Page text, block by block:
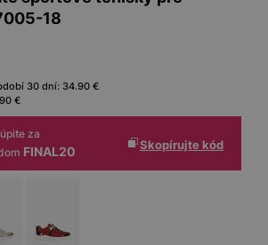
18
30 dní: 34.90 €
€
za
FINAL20 Skopírujte kód